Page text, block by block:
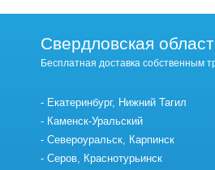
Свердловская
Бесплатная доставка собственным
Екатеринбург, Нижний Тагил
Каменск-Уральский
Североуральск, Карпинск
Серов, Краснотурьинск